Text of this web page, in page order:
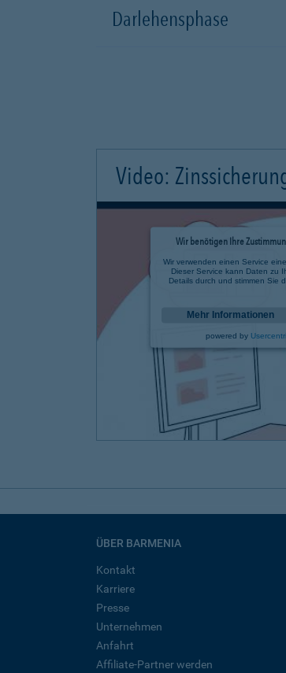
Darlehensphase
Video:
Wir benötigen Ihre
Wir verwenden einen Service
Dieser Service kann Daten zu
Details durch und stimmen Sie
Mehr Informationen
powered by
ÜBER BARMENIA
Kontakt
Karriere
Presse
Unternehmen
Anfahrt
Affiliate-Partner werden